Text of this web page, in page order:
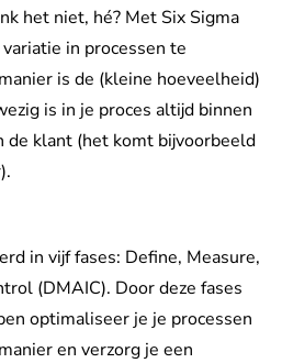
het niet, hé? Met Six Sigma
in processen te
is de (kleine hoeveelheid)
is in je proces altijd binnen
de klant (het komt bijvoorbeeld
in vijf fases: Define, Measure,
(DMAIC). Door deze fases
optimaliseer je je processen
en verzorg je een